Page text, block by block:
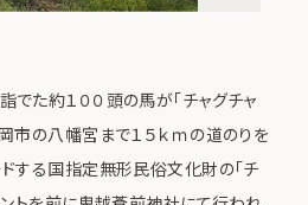
た約１００頭の馬が「チャグチャ
市の八幡宮まで１５ｋｍの道のりを
する国指定無形民俗文化財の「チ